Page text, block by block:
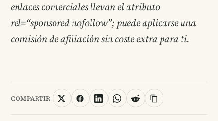
enlaces comerciales llevan el atributo
rel=“sponsored nofollow”; puede aplicarse una
comisión de afiliación sin coste extra para ti.
COMPARTIR